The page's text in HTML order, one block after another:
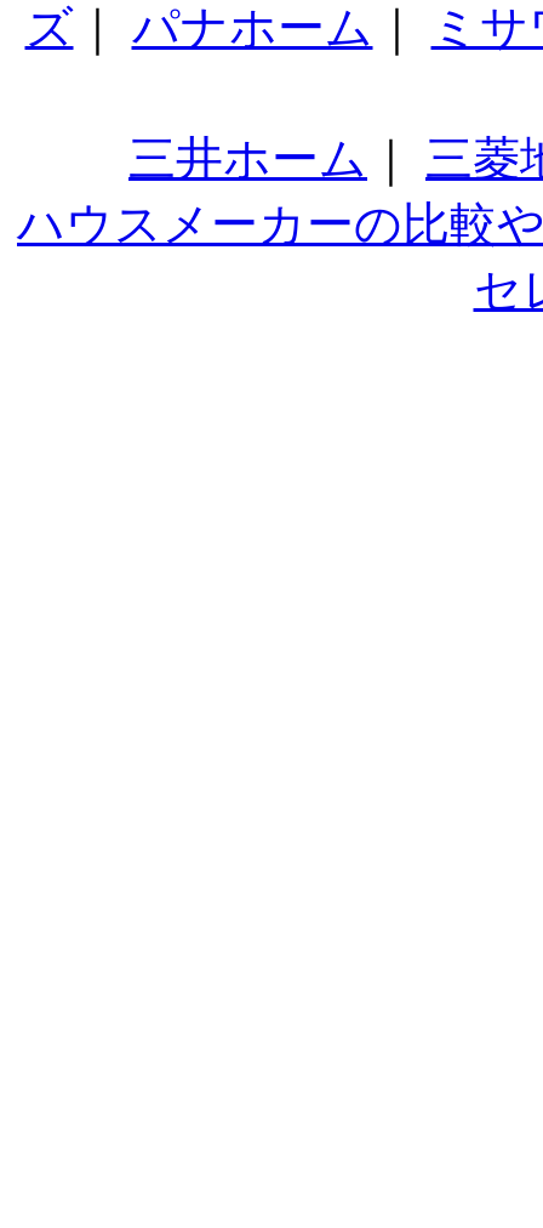
ズ｜ パナホーム ミ
三井ホーム
三菱
ハウスメーカーの比較
セ